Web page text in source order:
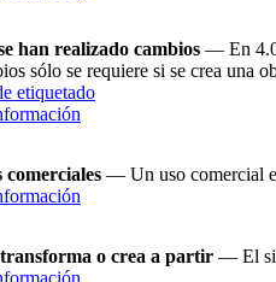
han realizado cambios — En
sólo se requiere si se crea una
etiquetado
comerciales — Un uso comercial
o crea a partir — El